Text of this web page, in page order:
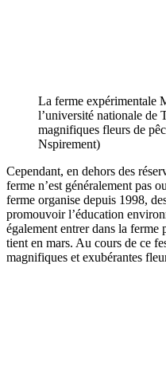
La ferme expérimentale
l’université nationale de
magnifiques fleurs de
Nspirement)
Cependant, en dehors des
ferme n’est généralement pas
ferme organise depuis 1998,
promouvoir l’éducation
également entrer dans la ferme
tient en mars. Au cours de ce
magnifiques et exubérantes